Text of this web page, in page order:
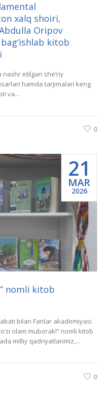
xalq shoiri,
Oripov
kitob
nashr etilgan she’riy
hamda tarjimalari keng
va...
0
21
MAR
2026
nomli kitob
bilan Fanlar akademiyasi
olam muborak!” nomli kitob
milliy qadriyatlarimiz,...
0